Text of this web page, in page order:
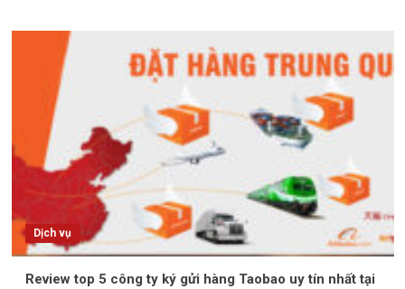
Dịch vụ
Review top 5 công ty ký gửi hàng Taobao uy tín nhất tại